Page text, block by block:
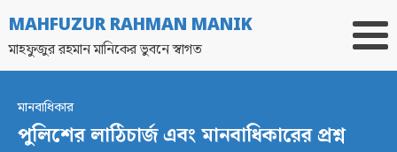
MAHFUZUR RAHMAN MANIK
মাহফুজুর রহমান মানিকের ভুবনে স্বাগত
মানবাধিকার
পুলিশের লাঠিচার্জ এবং মানবাধিকারের প্রশ্ন